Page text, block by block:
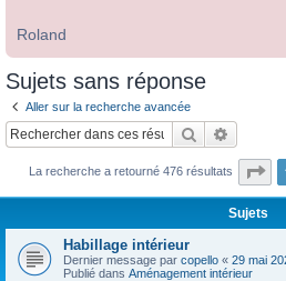
Roland
Sujets sans réponse
Aller sur la recherche avancée
Rechercher
La recherche a retourné 476 résultats
Sujets
Habillage intérieur
Dernier message par copello « 29 mai
Publié dans Aménagement intérieur